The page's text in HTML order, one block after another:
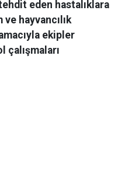
tehdit eden hastalıklara
ve hayvancılık
ekipler
çalışmaları